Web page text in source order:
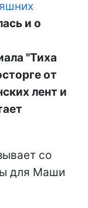
и о
"Тиха
от
лент и
со
для Маши